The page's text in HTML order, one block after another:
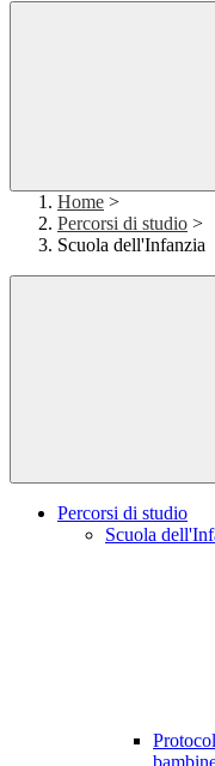
Home >
Percorsi di studio >
Scuola dell'Infanzia
Percorsi di studio
Scuola